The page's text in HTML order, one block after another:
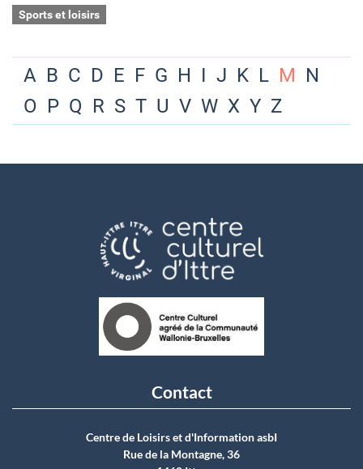
Sports et loisirs
A B C D E F G H I J K L M N
O P Q R S T U V W X Y Z
Contact
Centre de Loisirs et d'Information asbI
Rue de la Montagne, 36